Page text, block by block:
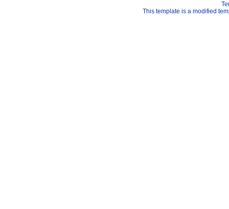
This template is a modified